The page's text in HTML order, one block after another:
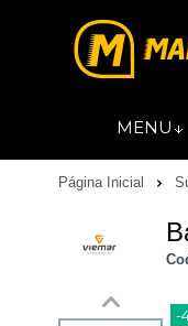
MENU
Página Inicial
-